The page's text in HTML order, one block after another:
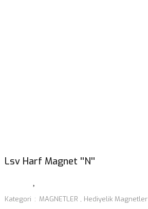
Lsv Harf Magnet ''N''
Kategori MAGNETLER , Hediyelik Magnetler